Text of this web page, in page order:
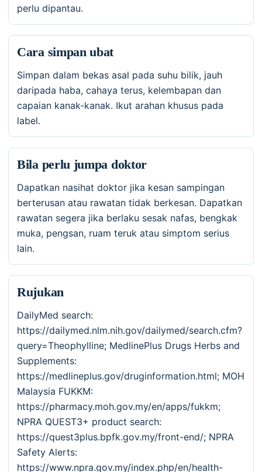
perlu dipantau.
Cara simpan ubat
Simpan dalam bekas asal pada suhu bilik, jauh
daripada haba, cahaya terus, kelembapan dan
capaian kanak-kanak. Ikut arahan khusus pada
label.
Bila perlu jumpa doktor
Dapatkan nasihat doktor jika kesan sampingan
berterusan atau rawatan tidak berkesan. Dapatkan
rawatan segera jika berlaku sesak nafas, bengkak
muka, pengsan, ruam teruk atau simptom serius
lain.
Rujukan
DailyMed search:
https://dailymed.nlm.nih.gov/dailymed/search.cfm?
query=Theophylline; MedlinePlus Drugs Herbs and
Supplements:
https://medlineplus.gov/druginformation.html; MOH
Malaysia FUKKM:
https://pharmacy.moh.gov.my/en/apps/fukkm;
NPRA QUEST3+ product search:
https://quest3plus.bpfk.gov.my/front-end/; NPRA
Safety Alerts:
https://www.npra.gov.my/index.php/en/health-